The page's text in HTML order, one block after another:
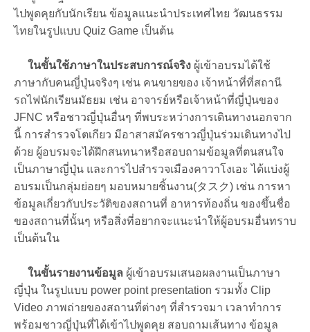
ไปพูดคุยกับนักเรียน ข้อมูลแนะนำประเทศไทย วัฒนธรรม
ไทยในรูปแบบ Quiz Game เป็นต้น
ในขั้นใช้ภาษาในประสบการณ์จริง ผู้เข้าอบรมได้ใช้
ภาษากับคนญี่ปุ่นจริงๆ เช่น คนขายของ เจ้าหน้าที่ที่สถานี
รถไฟนักเรียนมัธยม เช่น อาจารย์หรือเจ้าหน้าที่ญี่ปุ่นของ
JFNC หรือชาวญี่ปุ่นอื่นๆ ที่พบระหว่างการเดินทางนอกจาก
นี้ การสำรวจโตเกียว มีอาสาสมัครชาวญี่ปุ่นร่วมเดินทางไป
ด้วย ผู้อบรมจะได้ฝึกสนทนาหรือสอบถามข้อมูลที่ตนสนใจ
เป็นภาษาญี่ปุ่น และการไปสำรวจเมืองคาวาโงเอะ ได้แบ่งผู้
อบรมเป็นกลุ่มย่อยๆ มอบหมายชิ้นงาน(タスク) เช่น การหา
ข้อมูลเกี่ยวกับประวัติของสถานที่ อาหารท้องถิ่น ของขึ้นชื่อ
ของสถานที่นั้นๆ หรือสิ่งที่อยากจะแนะนำให้ผู้อบรมอื่นทราบ
เป็นต้นใน
ในขั้นรายงานข้อมูล ผู้เข้าอบรมเสนอผลงานเป็นภาษา
ญี่ปุ่น ในรูปแบบ power point presentation รวมทั้ง Clip
Video ภาพถ่ายของสถานที่ต่างๆ ที่สำรวจมา เวลาทำการ
พร้อมชาวญี่ปุ่นที่ได้เข้าไปพูดคุย สอบถามเส้นทาง ข้อมูล